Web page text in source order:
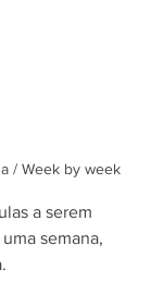
/ Week by week
a serem
semana,